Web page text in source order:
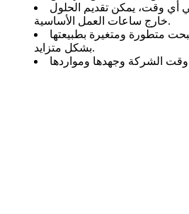
أي وقت، يمكن تقديم الحلول
خارج ساعات العمل الأساسية.
متطورة ومتغيرة بطبيعتها
بشكل متزايد.